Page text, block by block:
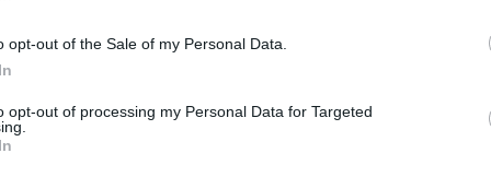
opt-out of the Sale of my Personal Data.
opt-out of processing my Personal Data for Targeted